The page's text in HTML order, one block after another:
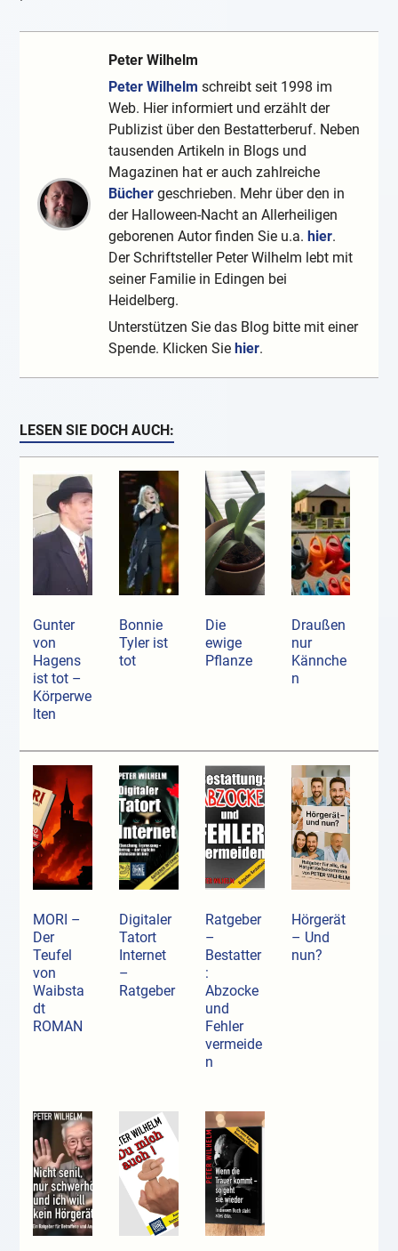
Peter Wilhelm
Peter Wilhelm schreibt seit 1998 im
Web. Hier informiert und erzählt der
Publizist über den Bestatterberuf. Neben
tausenden Artikeln in Blogs und
Magazinen hat er auch zahlreiche
Bücher geschrieben. Mehr über den in
der Halloween-Nacht an Allerheiligen
geborenen Autor finden Sie u.a.hier.
Der Schriftsteller Peter Wilhelm lebt mit
seiner Familie in Edingen bei
Heidelberg.
Unterstützen Sie das Blog bitte mit einer
Spende. Klicken Siehier.
LESEN SIE DOCH AUCH:
Gunter
von
Hagens
ist tot –
Körperwe
lten
Bonnie
Tyler ist
tot
Die
ewige
Pflanze
Draußen
nur
Kännche
n
MORI –
Der
Teufel
von
Waibsta
dt
ROMAN
Digitaler
Tatort
Internet
–
Ratgeber
Ratgeber
–
Bestatter
:
Abzocke
und
Fehler
vermeide
n
Hörgerät
– Und
nun?